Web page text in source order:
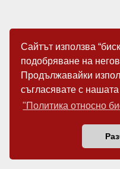
Сайтът използва
подобряване на
Продължавайки
съгласявате с нашата
"Политика относно